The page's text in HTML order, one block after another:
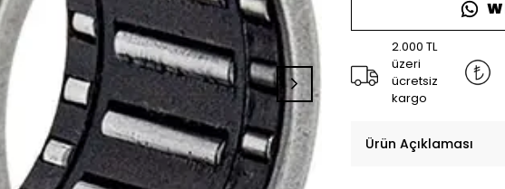
2.000 TL
üzeri
ücretsiz
kargo
Ürün Açıklaması